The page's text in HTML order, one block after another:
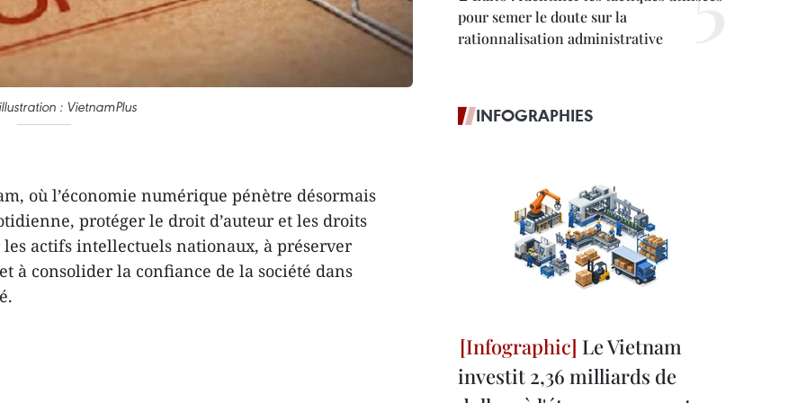
: VietnamPlus
où l’économie numérique pénètre désormais
protéger le droit d’auteur et les droits
actifs intellectuels nationaux, à préserver
à consolider la confiance de la société dans
pour semer le doute sur la
rationnalisation administrative
INFOGRAPHIES
Le Vietnam
investit 2,36 milliards de